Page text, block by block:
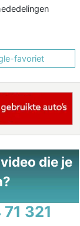
favoriet
die je
321